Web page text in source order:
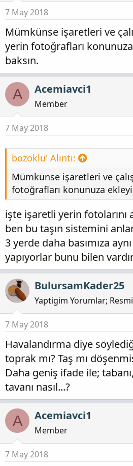
7 May 2018
Mümkünse işaretleri ve
yerin fotoğrafları
baksın.
A Acemiavci1
Member
7 May 2018
bozoklu' Alıntı:
Mümkünse işaretleri ve
fotoğrafları konunuza
işte işaretli yerin fotolarını
ben bu taşın sistemini
3 yerde daha basımıza
yapıyorlar bunu bilen
BulursamKader25
Yaptigim Yorumlar;
7 May 2018
Havalandırma diye
toprak mı? Taş mı
Daha geniş ifade ile;
tavanı nasıl...?
A Acemiavci1
Member
7 May 2018